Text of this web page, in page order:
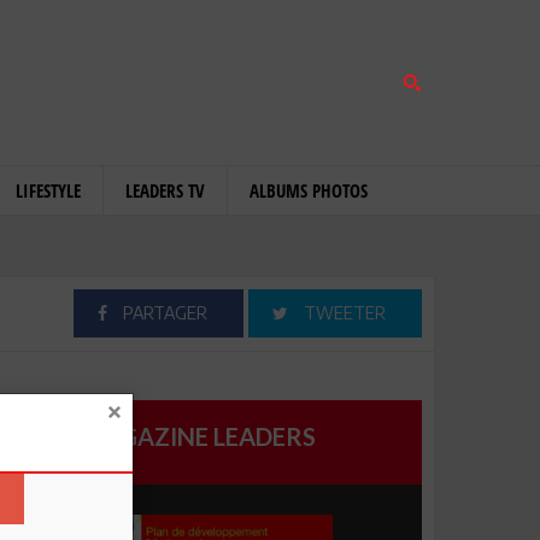
LIFESTYLE LEADERS TV ALBUMS PHOTOS
PARTAGER TWEETER
MAGAZINE LEADERS